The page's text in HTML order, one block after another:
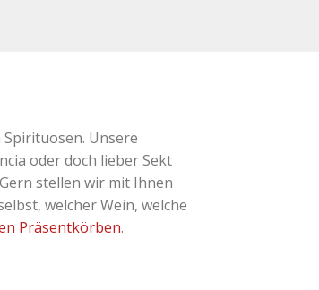
Unsere
oder doch lieber Sekt
stellen wir mit Ihnen
welcher Wein, welche
Präsentkörben.